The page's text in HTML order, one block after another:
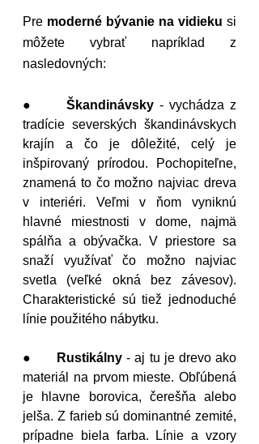
Pre moderné bývanie na vidieku si
môžete vybrať napríklad z
nasledovných:
● Škandinávsky - vychádza z
tradície severských škandinávskych
krajín a čo je dôležité, celý je
inšpirovaný prírodou. Pochopiteľne,
znamená to čo možno najviac dreva
v interiéri. Veľmi v ňom vyniknú
hlavné miestnosti v dome, najmä
spálňa a obývačka. V priestore sa
snaží využívať čo možno najviac
svetla (veľké okná bez závesov).
Charakteristické sú tiež jednoduché
línie použitého nábytku.
● Rustikálny - aj tu je drevo ako
materiál na prvom mieste. Obľúbená
je hlavne borovica, čerešňa alebo
jelša. Z farieb sú dominantné zemité,
prípadne biela farba. Línie a vzory